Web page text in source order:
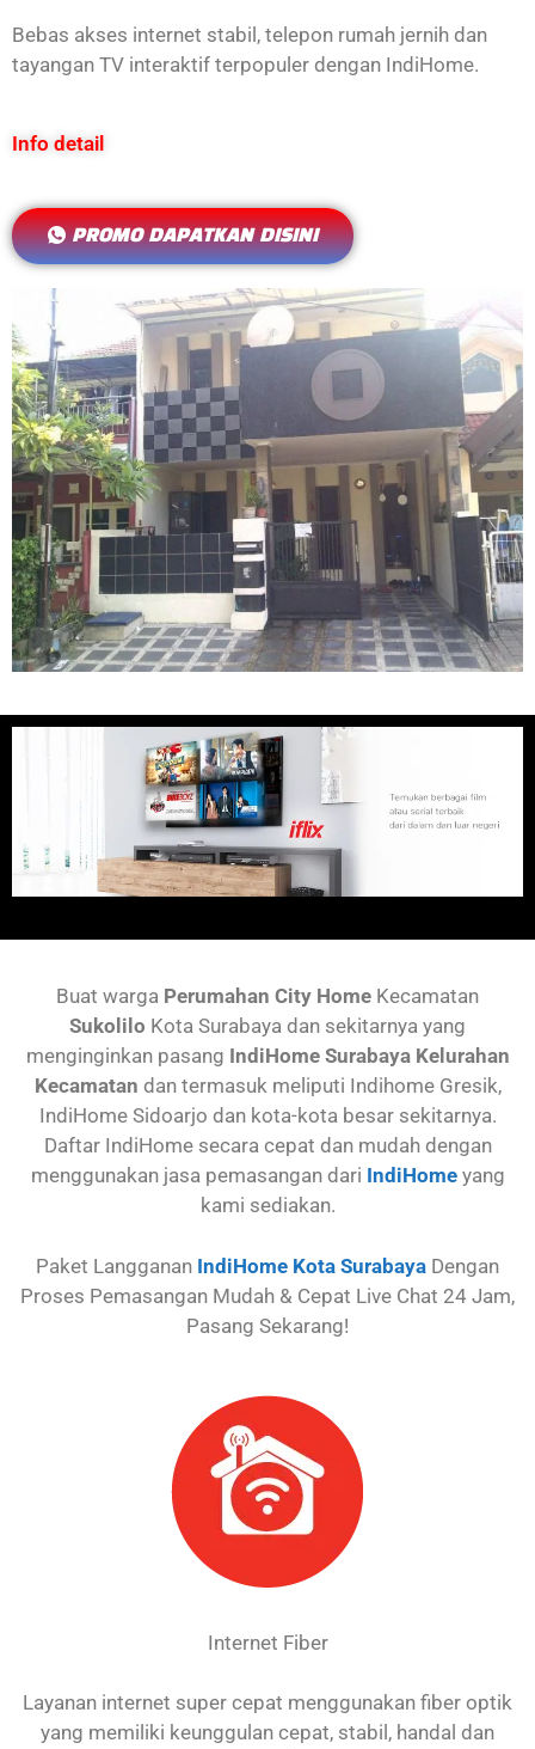
Bebas akses internet stabil, telepon rumah jernih dan
tayangan TV interaktif terpopuler dengan IndiHome.
Info detail
PROMO DAPATKAN DISINI
Buat warga Perumahan City Home Kecamatan
Sukolilo Kota Surabaya dan sekitarnya yang
menginginkan pasang IndiHome Surabaya Kelurahan
Kecamatan dan termasuk meliputi Indihome Gresik,
IndiHome Sidoarjo dan kota-kota besar sekitarnya.
Daftar IndiHome secara cepat dan mudah dengan
menggunakan jasa pemasangan dari IndiHome yang
kami sediakan.
Paket Langganan IndiHome Kota Surabaya Dengan
Proses Pemasangan Mudah & Cepat Live Chat 24 Jam,
Pasang Sekarang!
Internet Fiber
Layanan internet super cepat menggunakan fiber optik
yang memiliki keunggulan cepat, stabil, handal dan